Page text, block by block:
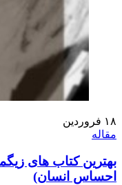
۱۸ فروردین
مقاله
بهترین کتاب های
احساس انسان)